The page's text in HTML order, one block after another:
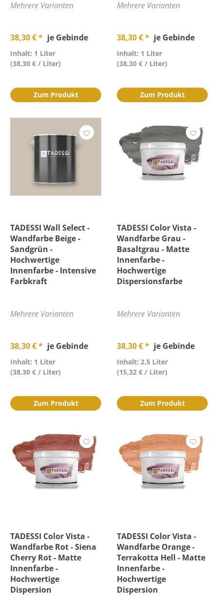
Mehrere Varianten
38,30 € * je Gebinde
Inhalt: 1 Liter
(38,30 € / Liter)
Zum Produkt
Mehrere Varianten
38,30 € * je Gebinde
Inhalt: 1 Liter
(38,30 € / Liter)
Zum Produkt
TADESSI Wall Select -
Wandfarbe Beige -
Sandgrün -
Hochwertige
Innenfarbe - Intensive
Farbkraft
Mehrere Varianten
38,30 € * je Gebinde
Inhalt: 1 Liter
(38,30 € / Liter)
Zum Produkt
TADESSI Color Vista -
Wandfarbe Grau -
Basaltgrau - Matte
Innenfarbe -
Hochwertige
Dispersionsfarbe
Mehrere Varianten
38,30 € * je Gebinde
Inhalt: 2,5 Liter
(15,32 € / Liter)
Zum Produkt
TADESSI Color Vista -
Wandfarbe Rot - Siena
Cherry Rot - Matte
Innenfarbe -
Hochwertige
Dispersion
TADESSI Color Vista -
Wandfarbe Orange -
Terrakotta Hell - Matte
Innenfarbe -
Hochwertige
Dispersion